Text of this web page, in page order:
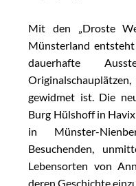
Mit den „Droste
Münsterland
dauerhafte
gewidmet ist. Die
Burg Hülshoff in
in Münster-
Besuchenden,
Lebensorten von
deren Geschichte